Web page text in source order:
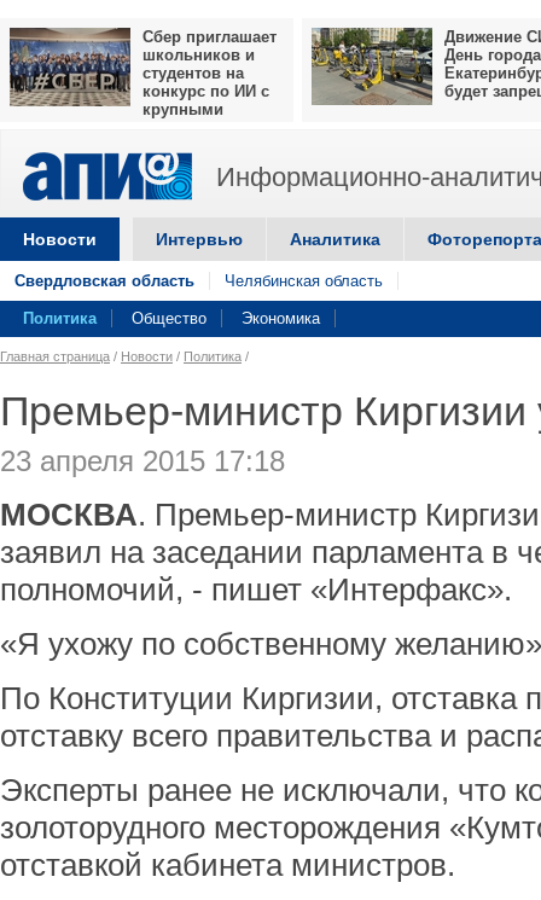
Сбер приглашает
школьников и
студентов на
конкурс по ИИ с
крупными
Движение
День города
будет
Информационно-
Новости Интервью Аналитика
Свердловская область Челябинская область
Политика Общество Экономика
Главная страница / Новости / Политика /
Премьер-министр Киргизии
23 апреля 2015 17:18
МОСКВА. Премьер-министр
заявил на заседании парламента в
полномочий, - пишет «Интерфакс».
«Я ухожу по собственному
По Конституции Киргизии, отставка
отставку всего правительства и
Эксперты ранее не исключали, что
золоторудного месторождения
отставкой кабинета министров.